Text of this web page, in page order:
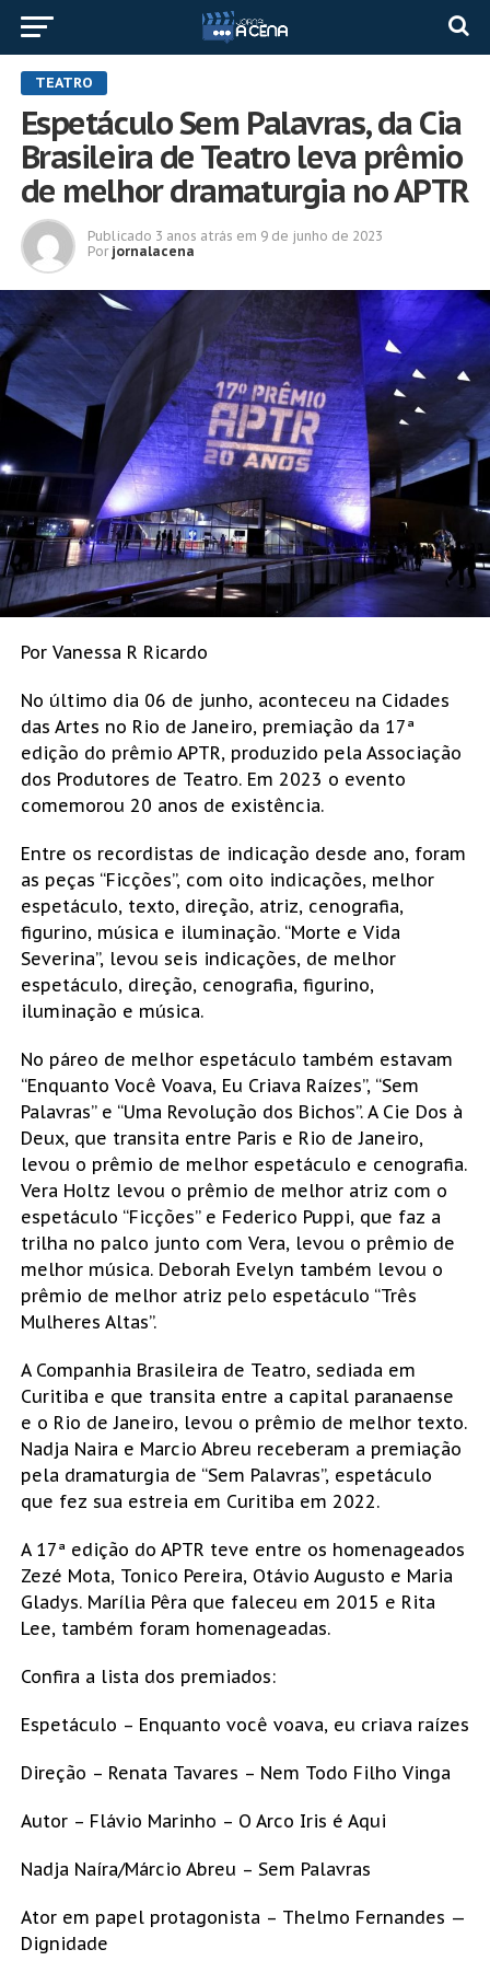
TEATRO
Espetáculo Sem Palavras, da Cia
Brasileira de Teatro leva prêmio
de melhor dramaturgia no APTR
Publicado 3 anos atrás em 9 de junho de 2023
Por jornalacena
Por Vanessa R Ricardo
No último dia 06 de junho, aconteceu na Cidades
das Artes no Rio de Janeiro, premiação da 17ª
edição do prêmio APTR, produzido pela Associação
dos Produtores de Teatro. Em 2023 o evento
comemorou 20 anos de existência.
Entre os recordistas de indicação desde ano, foram
as peças “Ficções”, com oito indicações, melhor
espetáculo, texto, direção, atriz, cenografia,
figurino, música e iluminação. “Morte e Vida
Severina”, levou seis indicações, de melhor
espetáculo, direção, cenografia, figurino,
iluminação e música.
No páreo de melhor espetáculo também estavam
“Enquanto Você Voava, Eu Criava Raízes”, “Sem
Palavras” e “Uma Revolução dos Bichos”. A Cie Dos à
Deux, que transita entre Paris e Rio de Janeiro,
levou o prêmio de melhor espetáculo e cenografia.
Vera Holtz levou o prêmio de melhor atriz com o
espetáculo “Ficções” e Federico Puppi, que faz a
trilha no palco junto com Vera, levou o prêmio de
melhor música. Deborah Evelyn também levou o
prêmio de melhor atriz pelo espetáculo “Três
Mulheres Altas”.
A Companhia Brasileira de Teatro, sediada em
Curitiba e que transita entre a capital paranaense
e o Rio de Janeiro, levou o prêmio de melhor texto.
Nadja Naira e Marcio Abreu receberam a premiação
pela dramaturgia de “Sem Palavras”, espetáculo
que fez sua estreia em Curitiba em 2022.
A 17ª edição do APTR teve entre os homenageados
Zezé Mota, Tonico Pereira, Otávio Augusto e Maria
Gladys. Marília Pêra que faleceu em 2015 e Rita
Lee, também foram homenageadas.
Confira a lista dos premiados:
Espetáculo – Enquanto você voava, eu criava raízes
Direção – Renata Tavares – Nem Todo Filho Vinga
Autor – Flávio Marinho – O Arco Iris é Aqui
Nadja Naíra/Márcio Abreu – Sem Palavras
Ator em papel protagonista – Thelmo Fernandes —
Dignidade